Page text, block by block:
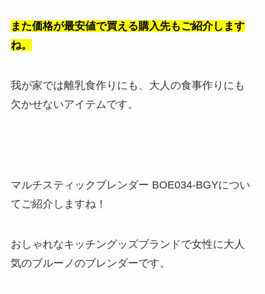
また価格が最安値で買える購入先もご紹介します
ね。
我が家では離乳食作りにも、大人の食事作りにも
欠かせないアイテムです。
マルチスティックブレンダー BOE034-BGYについ
てご紹介しますね！
おしゃれなキッチングッズブランドで女性に大人
気のブルーノのブレンダーです。